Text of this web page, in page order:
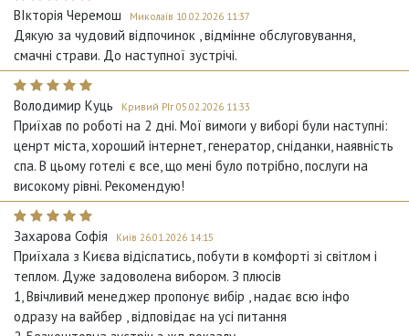
ВІкторія Черемош Миколаїв 10.02.2026 11:37
Дякую за чудовий відпочинок , відмінне обслуговування,
смачні страви. До наступної зустрічі.
Володимир Куць Кривий РІг 05.02.2026 11:33
Приїхав по роботі на 2 дні. Мої вимоги у виборі були наступні:
ценрт міста, хороший інтернет, генератор, сніданки, наявність
спа. В цьому готелі є все, що мені було потрібно, послуги на
високому рівні. Рекомендую!
Захарова Софія Київ 26.01.2026 14:15
Приїхала з Києва відіспатись, побути в комфорті зі світлом і
теплом. Дуже задоволена вибором. З плюсів
1, Ввічливий менеджер пропонує вибір , надає всю інфо
одразу на вайбер , відповідає на усі питання